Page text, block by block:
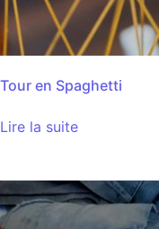
Tour en Spaghetti
Lire la suite